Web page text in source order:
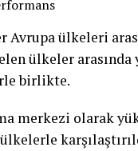
ülkeleri
ülkeler arasında
birlikte.
merkezi olarak